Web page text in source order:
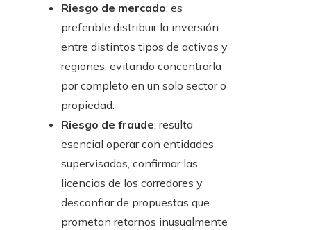
Riesgo de mercado: es
preferible distribuir la inversión
entre distintos tipos de activos y
regiones, evitando concentrarla
por completo en un solo sector o
propiedad.
Riesgo de fraude: resulta
esencial operar con entidades
supervisadas, confirmar las
licencias de los corredores y
desconfiar de propuestas que
prometan retornos inusualmente